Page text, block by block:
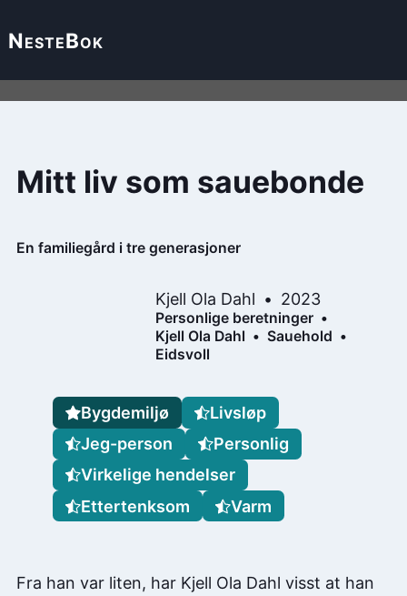
NesteBok
Mitt liv som sauebonde
En familiegård i tre generasjoner
Kjell Ola Dahl 2023
Personlige beretninger
Kjell Ola Dahl
Sauehold
Eidsvoll
Fra han var liten, har Kjell Ola Dahl visst at han
Bygdemiljø
Livsløp
Jeg-person
Personlig
Virkelige hendelser
Ettertenksom
Varm